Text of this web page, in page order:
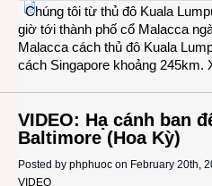
Chúng tôi từ thủ đô Kuala
giờ tới thành phố cổ Malacca
Malacca cách thủ đô Kuala
cách Singapore khoảng
VIDEO: Hạ cánh ban
Baltimore (Hoa Kỳ)
Posted by phphuoc on February 20th,
VIDEO